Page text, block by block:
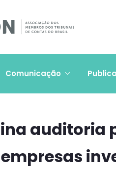
Comunicação
auditoria